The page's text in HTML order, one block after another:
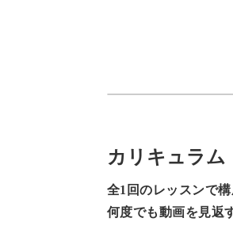
を描く方法を徹底
◆奥行き感を出すジ
5本の指を効率よく
カリキュラム
全1回のレッスンで構
何度でも動画を見返